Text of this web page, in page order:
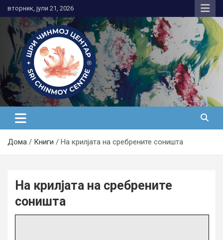
to
content
вторник, јули 21, 2026
Медитација
Дома Книги На крилјата на сребрените соништа
На крилјата на сребрените
соништа